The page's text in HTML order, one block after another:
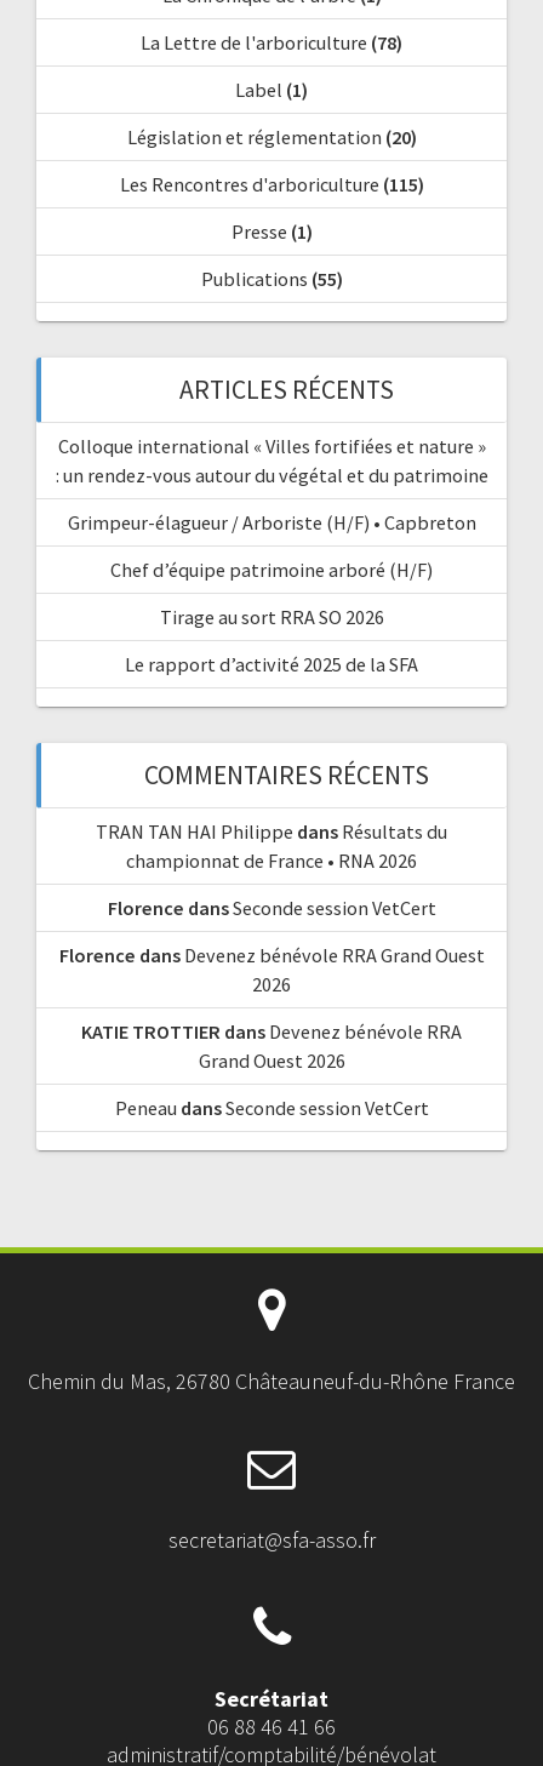
La Lettre de l'arboriculture (78)
Label (1)
Législation et réglementation (20)
Les Rencontres d'arboriculture (115)
Presse (1)
Publications (55)
ARTICLES RÉCENTS
Colloque international « Villes fortifiées et nature »
: un rendez-vous autour du végétal et du patrimoine
Grimpeur-élagueur / Arboriste (H/F) • Capbreton
Chef d’équipe patrimoine arboré (H/F)
Tirage au sort RRA SO 2026
Le rapport d’activité 2025 de la SFA
COMMENTAIRES RÉCENTS
TRAN TAN HAI Philippe dans Résultats du
championnat de France • RNA 2026
Florence dansSeconde session VetCert
Florence dans Devenez bénévole RRA Grand Ouest
2026
KATIE TROTTIER dans Devenez bénévole RRA
Grand Ouest 2026
Peneau dansSeconde session VetCert
Chemin du Mas, 26780 Châteauneuf-du-Rhône France
secretariat@sfa-asso.fr
Secrétariat
06 88 46 41 66
administratif/comptabilité/bénévolat